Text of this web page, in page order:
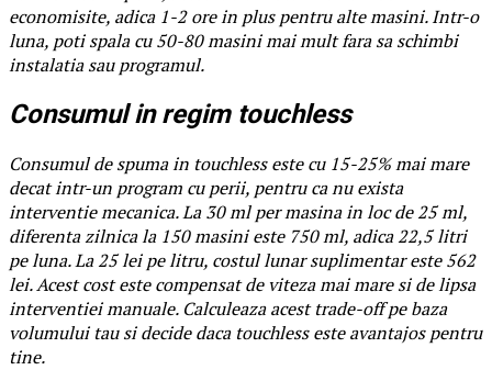
economisite, adica 1-2 ore in plus pentru alte masini. Intr-o
luna, poti spala cu 50-80 masini mai mult fara sa schimbi
instalatia sau programul.
Consumul in regim touchless
Consumul de spuma in touchless este cu 15-25% mai mare
decat intr-un program cu perii, pentru ca nu exista
interventie mecanica. La 30 ml per masina in loc de 25 ml,
diferenta zilnica la 150 masini este 750 ml, adica 22,5 litri
pe luna. La 25 lei pe litru, costul lunar suplimentar este 562
lei. Acest cost este compensat de viteza mai mare si de lipsa
interventiei manuale. Calculeaza acest trade-off pe baza
volumului tau si decide daca touchless este avantajos pentru
tine.